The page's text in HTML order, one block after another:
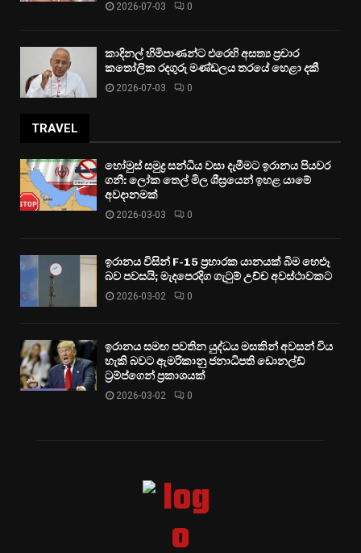
2026-07-03 0
කාදිනල් හිමිපාණන්ට එරෙහි අසත්‍ය ප්‍රචාර
කතෝලික රදගුරු මණ්ඩලය තරයේ හෙළා දකී
2026-07-03 0
TRAVEL
හෝමුස් සමුද්‍ර සන්ධිය වසා දැමීමට ඉරානය පියවර
ගනී: ලෝක තෙල් මිල ශීඝ්‍රයෙන් ඉහළ යාමේ
අවදානමක්
2026-03-03 0
ඉරානය විසින් F-15 ප්‍රහාරක යානයක් බිම හෙළූ
බව පවසයි; මැදපෙරදිග ගැටුම් උච්ච අවස්ථාවකට
2026-03-02 0
ඉරානය සමඟ පවතින යුද්ධය මසකින් අවසන් විය
හැකි බවට ඇමරිකානු ජනාධිපති ඩොනල්ඩ්
ට්‍රම්ප්ගෙන් ප්‍රකාශයක්
2026-03-02 0